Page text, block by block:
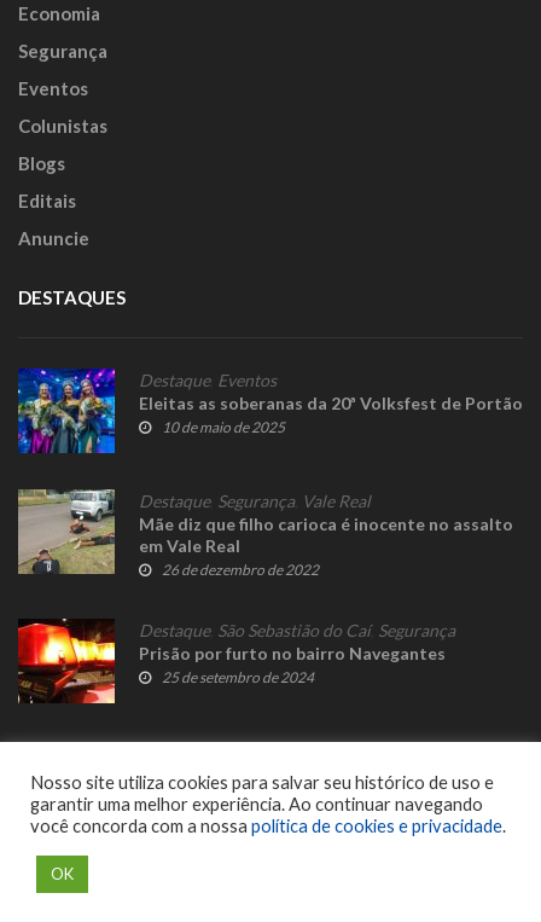
Economia
Segurança
Eventos
Colunistas
Blogs
Editais
Anuncie
DESTAQUES
Destaque, Eventos
Eleitas as soberanas da 20ª Volksfest de Portão
10 de maio de 2025
Destaque, Segurança, Vale Real
Mãe diz que filho carioca é inocente no assalto
em Vale Real
26 de dezembro de 2022
Destaque, São Sebastião do Caí, Segurança
Prisão por furto no bairro Navegantes
25 de setembro de 2024
Nosso site utiliza cookies para salvar seu histórico de uso e
garantir uma melhor experiência. Ao continuar navegando
você concorda com a nossa política de cookies e privacidade.
OK